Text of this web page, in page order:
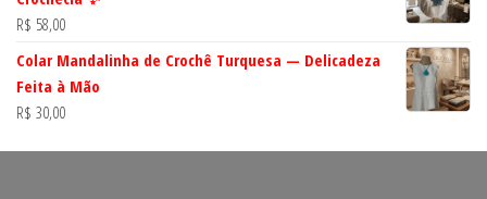
R$ 58,00
Colar Mandalinha de Crochê Turquesa — Delicadeza
Feita à Mão
R$ 30,00